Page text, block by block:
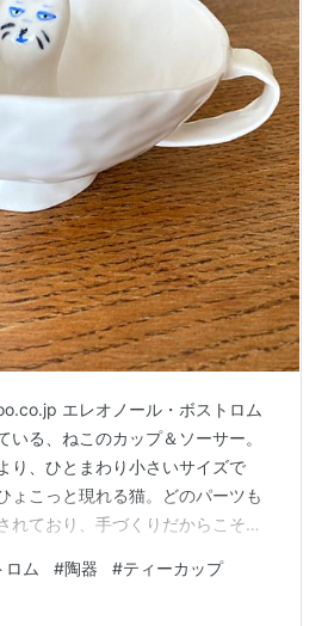
エレオノール・ボストロム
いる、ねこのカップ＆ソーサー。
り、ひとまわり小さいサイズで
ょこっと現れる猫。どのパーツも
れており、手づくりだからこその
エレオノール・ボストロム
いる、ねこのティーカップです。
ロム #陶器 #ティーカップ